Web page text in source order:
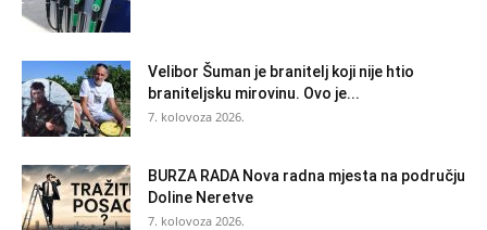
Velibor Šuman je branitelj koji nije htio
braniteljsku mirovinu. Ovo je...
7. kolovoza 2026.
BURZA RADA Nova radna mjesta na području
Doline Neretve
7. kolovoza 2026.